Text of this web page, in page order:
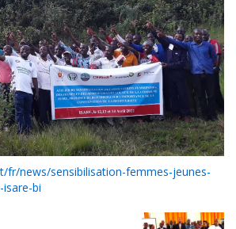
fr/news/sensibilisation-femmes-jeunes-
bi